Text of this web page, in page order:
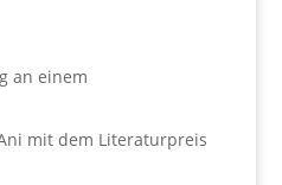
an einem
mit dem Literaturpreis